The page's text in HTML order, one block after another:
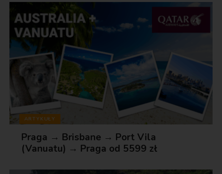
ARTYKUŁY
Praga → Brisbane → Port Vila
(Vanuatu) → Praga od 5599 zł